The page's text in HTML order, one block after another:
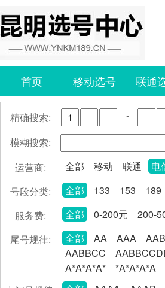
首页 移动选号 联通
精确搜索: -
模糊搜索:
运营商:
全部 移动 联通 电
号段分类:
全部 133 153 189
服务费:
全部 0-200元 200-
尾号规律:
全部 AA AAA
AABBCC
A*A*A*A*
*A*A*A*A